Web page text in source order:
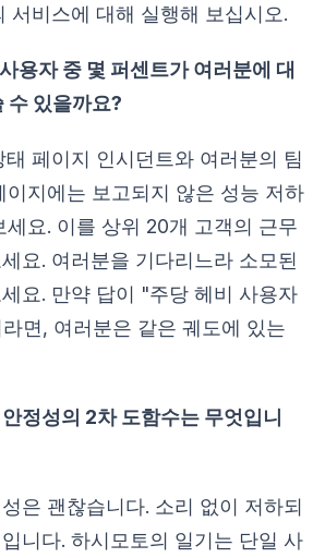
서비스에 대해 실행해 보십시오.
용자 중 몇 퍼센트가 여러분에 대
수 있을까요?
페이지 인시던트와 여러분의 팀
이지에는 보고되지 않은 성능 저하
세요. 이를 상위 20개 고객의 근무
요. 여러분을 기다리느라 소모된
요. 만약 답이 "주당 헤비 사용자
면, 여러분은 같은 궤도에 있는
정성의 2차 도함수는 무엇입니
은 괜찮습니다. 소리 없이 저하되
니다. 하시모토의 일기는 단일 사